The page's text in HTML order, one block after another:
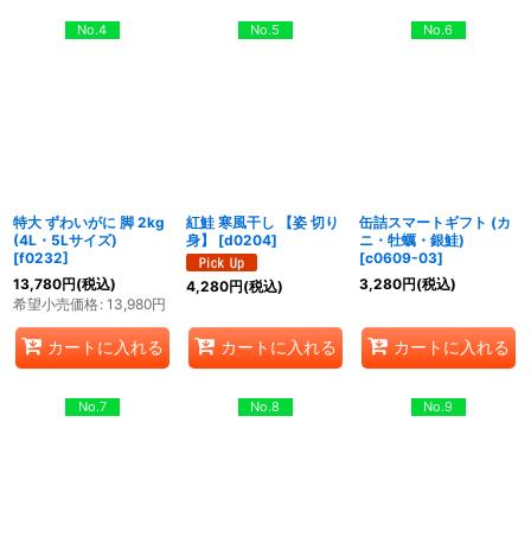
No.4
特大 ずわいがに 脚 2kg
(4L・5Lサイズ)
[f0232]
13,780円(税込)
希望小売価格: 13,980円
カートに入れる
No.5
紅鮭 寒風干し 【姿 切り
身】
[d0204]
4,280円(税込)
カートに入れる
No.6
缶詰スマートギフト (カ
ニ・牡蠣・銀鮭)
[c0609-03]
3,280円(税込)
カートに入れる
No.7 No.8 No.9